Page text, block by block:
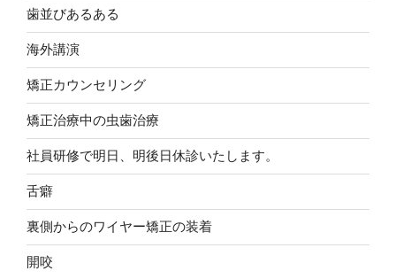
歯並びあるある
海外講演
矯正カウンセリング
矯正治療中の虫歯治療
社員研修で明日、明後日休診いたします。
舌癖
裏側からのワイヤー矯正の装着
開咬